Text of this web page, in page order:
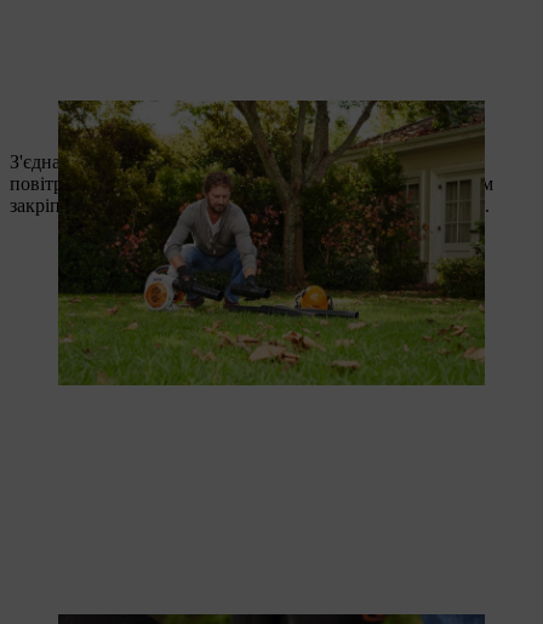
Die Standarddüse eignet sich nicht für die Dachrinnenreinigung.
З'єднайте частини набору разом, щоб під'єднати їх до
повітродувної трубки вашого повітродувки STIHL. Потім
закріпіть його на місці за допомогою кріпильних хомутів.